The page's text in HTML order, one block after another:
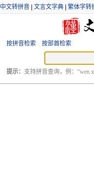
中文转拼音 文言文字典 繁体字转
按拼音检索 按部首检索
提示： 支持拼音查询，例：“wen